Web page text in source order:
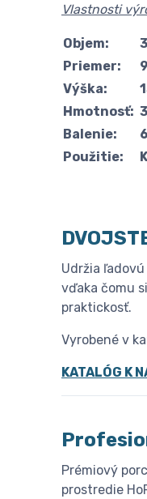
Vlastnosti
Objem:
Priemer:
Výška:
Hmotnosť:
Balenie:
Použitie:
Udržia
vďaka čomu
praktickosť.
Vyrobené v
KATALÓG K
Prémiový
prostredie